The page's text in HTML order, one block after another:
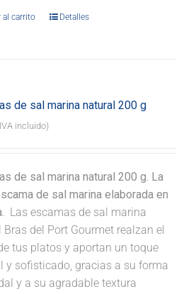
al carrito Detalles
de sal marina natural 200 g
incluido)
de sal marina natural 200 g. La
de sal marina elaborada en
Las escamas de sal marina
Bras del Port Gourmet realzan el
tus platos y aportan un toque
y sofisticado, gracias a su forma
y a su agradable textura